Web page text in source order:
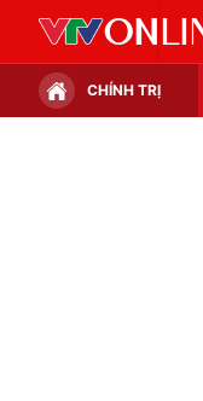
CHÍNH TRỊ